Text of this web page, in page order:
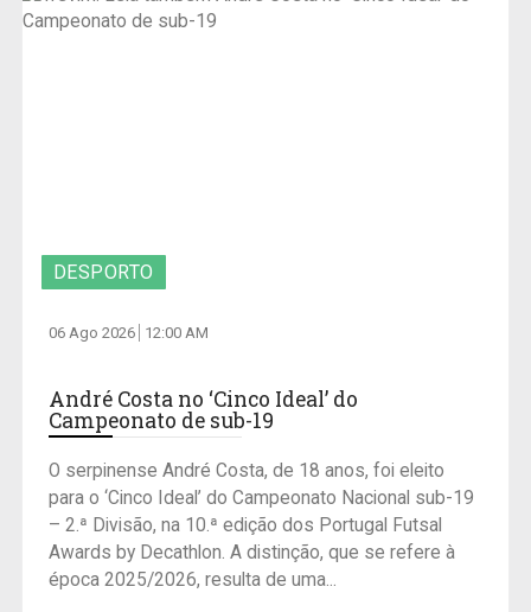
DESPORTO
06 Ago 2026 12:00 AM
André Costa no ‘Cinco Ideal’ do
Campeonato de sub-19
O serpinense André Costa, de 18 anos, foi eleito
para o ‘Cinco Ideal’ do Campeonato Nacional sub-19
– 2.ª Divisão, na 10.ª edição dos Portugal Futsal
Awards by Decathlon. A distinção, que se refere à
época 2025/2026, resulta de uma...